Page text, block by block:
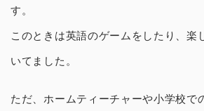
す。
このときは英語のゲームをしたり、楽
いてました。
ただ、ホームティーチャーや小学校で